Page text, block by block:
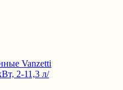
Vanzetti
2-11,3 л/